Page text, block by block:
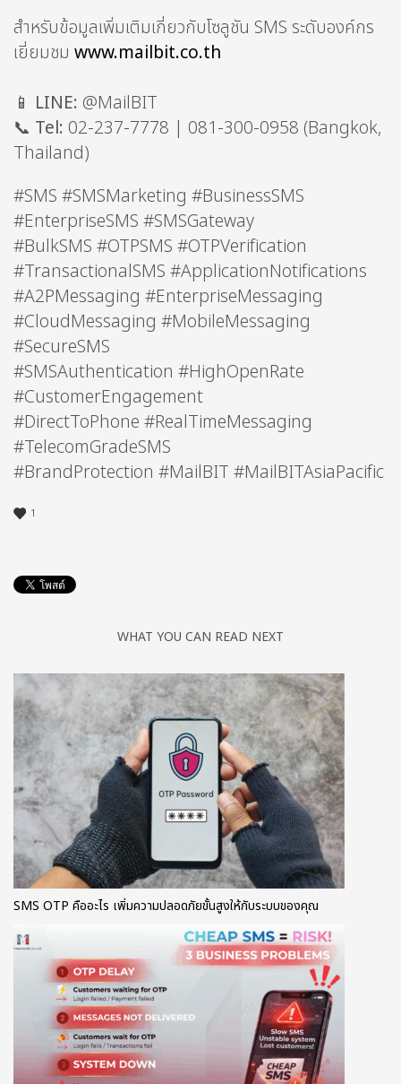
สำหรับข้อมูลเพิ่มเติมเกี่ยวกับโซลูชัน SMS ระดับองค์กร
เยี่ยมชม www.mailbit.co.th
📱 LINE: @MailBIT
📞 Tel: 02-237-7778 | 081-300-0958 (Bangkok,
Thailand)
#SMS #SMSMarketing #BusinessSMS
#EnterpriseSMS #SMSGateway
#BulkSMS #OTPSMS #OTPVerification
#TransactionalSMS #ApplicationNotifications
#A2PMessaging #EnterpriseMessaging
#CloudMessaging #MobileMessaging
#SecureSMS
#SMSAuthentication #HighOpenRate
#CustomerEngagement
#DirectToPhone #RealTimeMessaging
#TelecomGradeSMS
#BrandProtection #MailBIT #MailBITAsiaPacific
1
WHAT YOU CAN READ NEXT
SMS OTP คืออะไร เพิ่มความปลอดภัยขั้นสูงให้กับระบบของคุณ